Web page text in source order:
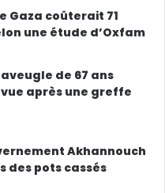
Gaza coûterait 71
une étude d’Oxfam
de 67 ans
après une greffe
Akhannouch
des pots cassés